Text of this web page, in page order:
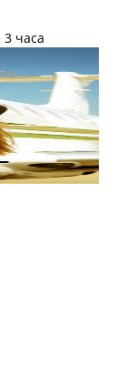
часа